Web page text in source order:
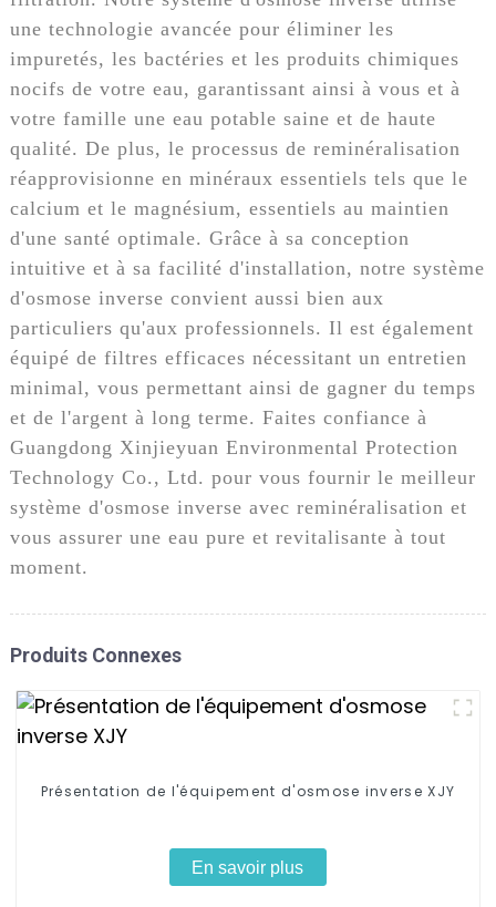
une technologie avancée pour éliminer les
impuretés, les bactéries et les produits chimiques
nocifs de votre eau, garantissant ainsi à vous et à
votre famille une eau potable saine et de haute
qualité. De plus, le processus de reminéralisation
réapprovisionne en minéraux essentiels tels que le
calcium et le magnésium, essentiels au maintien
d'une santé optimale. Grâce à sa conception
intuitive et à sa facilité d'installation, notre système
d'osmose inverse convient aussi bien aux
particuliers qu'aux professionnels. Il est également
équipé de filtres efficaces nécessitant un entretien
minimal, vous permettant ainsi de gagner du temps
et de l'argent à long terme. Faites confiance à
Guangdong Xinjieyuan Environmental Protection
Technology Co., Ltd. pour vous fournir le meilleur
système d'osmose inverse avec reminéralisation et
vous assurer une eau pure et revitalisante à tout
moment.
Produits Connexes
Présentation de l'équipement d'osmose inverse XJY
En savoir plus